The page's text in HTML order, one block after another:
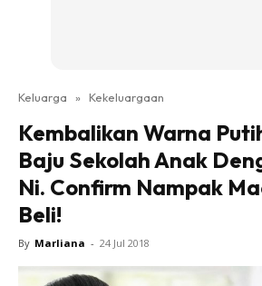
Keluarga » Kekeluargaan
Kembalikan Warna
Baju Sekolah Anak
Ni. Confirm Nampak
Beli!
By Marliana - 24 Jul 2018